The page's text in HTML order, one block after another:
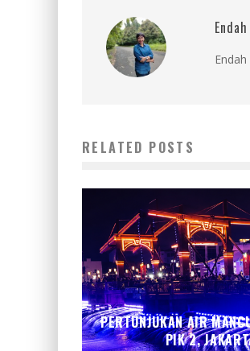
RELATED POSTS
PERTUNJUKAN AIR
PIK 2,